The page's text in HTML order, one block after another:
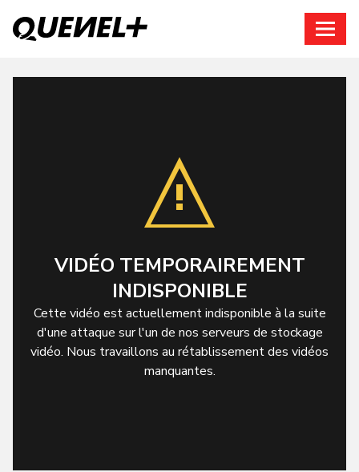
VIDÉO TEMPORAIREMENT
INDISPONIBLE
Cette vidéo est actuellement indisponible à la suite
d'une attaque sur l'un de nos serveurs de stockage
vidéo. Nous travaillons au rétablissement des vidéos
manquantes.